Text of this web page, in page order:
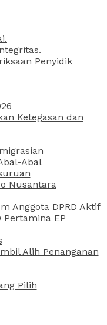
Penyidik
Ketegasan dan
Abal
Nusantara
Anggota DPRD Aktif
Pertamina EP
Alih Penanganan
Pilih